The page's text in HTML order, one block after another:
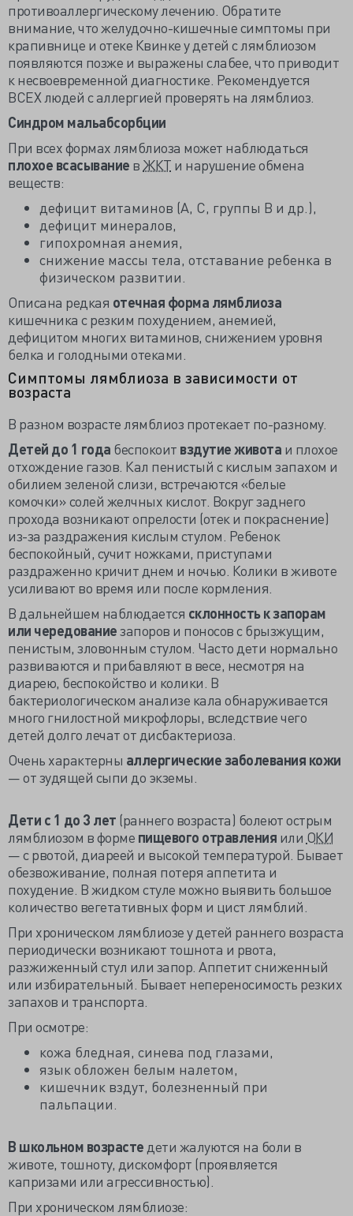
противоаллергическому лечению. Обратите
внимание, что желудочно-кишечные симптомы при
крапивнице и отеке Квинке у детей с лямблиозом
появляются позже и выражены слабее, что приводит
к несвоевременной диагностике. Рекомендуется
ВСЕХ людей с аллергией проверять на лямблиоз.
Синдром мальабсорбции
При всех формах лямблиоза может наблюдаться
плохое всасывание в ЖКТ и нарушение обмена
веществ:
дефицит витаминов (A, C, группы B и др.),
дефицит минералов,
гипохромная анемия,
снижение массы тела, отставание ребенка в
физическом развитии.
Описана редкая отечная форма лямблиоза
кишечника с резким похудением, анемией,
дефицитом многих витаминов, снижением уровня
белка и голодными отеками.
Симптомы лямблиоза в зависимости от
возраста
В разном возрасте лямблиоз протекает по-разному.
Детей до 1 года беспокоит вздутие живота и плохое
отхождение газов. Кал пенистый с кислым запахом и
обилием зеленой слизи, встречаются «белые
комочки» солей желчных кислот. Вокруг заднего
прохода возникают опрелости (отек и покраснение)
из-за раздражения кислым стулом. Ребенок
беспокойный, сучит ножками, приступами
раздраженно кричит днем и ночью. Колики в животе
усиливают во время или после кормления.
В дальнейшем наблюдается склонность к запорам
или чередованиезапоров и поносов с брызжущим,
пенистым, зловонным стулом. Часто дети нормально
развиваются и прибавляют в весе, несмотря на
диарею, беспокойство и колики. В
бактериологическом анализе кала обнаруживается
много гнилостной микрофлоры, вследствие чего
детей долго лечат от дисбактериоза.
Очень характерны аллергические заболевания кожи
— от зудящей сыпи до экземы.
Дети с 1 до 3 лет (раннего возраста) болеют острым
лямблиозом в форме пищевого отравления или ОКИ
— с рвотой, диареей и высокой температурой. Бывает
обезвоживание, полная потеря аппетита и
похудение. В жидком стуле можно выявить большое
количество вегетативных форм и цист лямблий.
При хроническом лямблиозе у детей раннего возраста
периодически возникают тошнота и рвота,
разжиженный стул или запор. Аппетит сниженный
или избирательный. Бывает непереносимость резких
запахов и транспорта.
При осмотре:
кожа бледная, синева под глазами,
язык обложен белым налетом,
кишечник вздут, болезненный при
пальпации.
В школьном возрасте дети жалуются на боли в
животе, тошноту, дискомфорт (проявляется
капризами или агрессивностью).
При хроническом лямблиозе: